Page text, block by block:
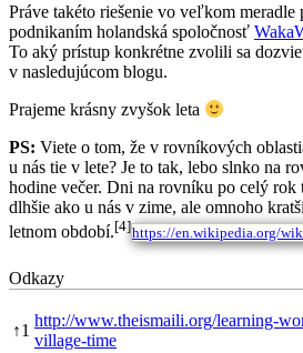
Práve takéto riešenie vo veľkom meradle
podnikaním holandská spoločnosť
To aký prístup konkrétne zvolili sa
v nasledujúcom blogu.
Prajeme krásny zvyšok leta
PS: Viete o tom, že v rovníkových
u nás tie v lete? Je to tak, lebo slnko na
hodine večer. Dni na rovníku po celý rok
dlhšie ako u nás v zime, ale omnoho
letnom období.[4]https://en.wikipedia.org/
Odkazy
↑1
http://www.theismaili.org/learning-
village-time